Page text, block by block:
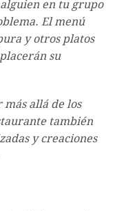
en tu grupo
El menú
y otros platos
su
allá de los
también
y creaciones